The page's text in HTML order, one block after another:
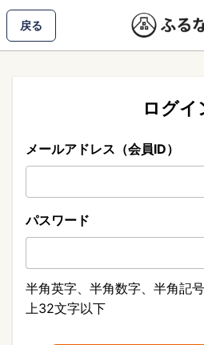
戻る
ログイ
メールアドレス（会員ID）
パスワード
半角英字、半角数字、半角記
上32文字以下